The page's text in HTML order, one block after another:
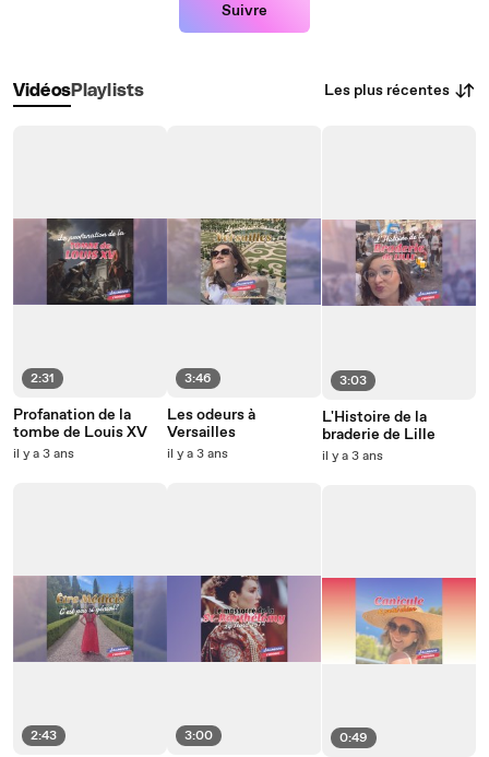
Suivre
VidéosPlaylists Les plus récentes
2:31
Profanation de la
tombe de Louis XV
il y a 3 ans
2:43
3:46
Les odeurs à
Versailles
il y a 3 ans
3:00
3:03
L'Histoire de la
braderie de Lille
il y a 3 ans
0:49